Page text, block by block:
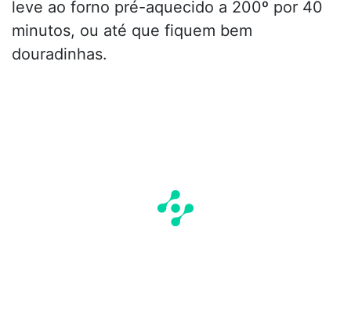
leve ao forno pré-aquecido a 200º por 40
minutos, ou até que fiquem bem
douradinhas.